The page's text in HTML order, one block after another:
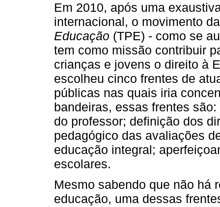
Em 2010, após uma
internacional, o movimento
Educação (TPE) - como se
tem como missão contribuir
crianças e jovens o direito à
escolheu cinco frentes de
públicas nas quais iria
bandeiras, essas frentes
do professor; definição dos
pedagógico das avaliações
educação integral;
escolares.
Mesmo sabendo que não há
educação, uma dessas